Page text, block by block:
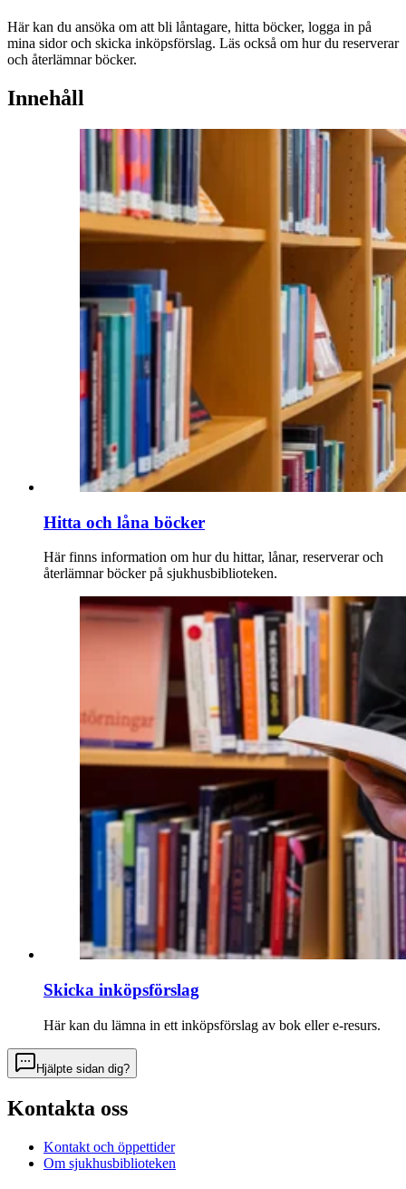
Här kan du ansöka om att bli låntagare, hitta böcker, logga in på
mina sidor och skicka inköpsförslag. Läs också om hur du reserverar
och återlämnar böcker.
Innehåll
Hitta och låna böcker
Här finns information om hur du hittar, lånar, reserverar och
återlämnar böcker på sjukhusbiblioteken.
Skicka inköpsförslag
Här kan du lämna in ett inköpsförslag av bok eller e-resurs.
Hjälpte sidan dig?
Kontakta oss
Kontakt och öppettider
Om sjukhusbiblioteken